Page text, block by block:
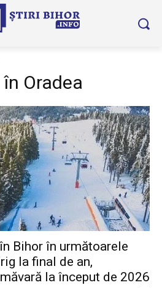
Oradea
Bihor în următoarele
la final de an,
la început de 2026